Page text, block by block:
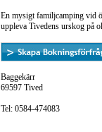
En mysigt familjcamping vid
uppleva Tivedens urskog på
Baggekärr
69597 Tived
Tel: 0584-474083